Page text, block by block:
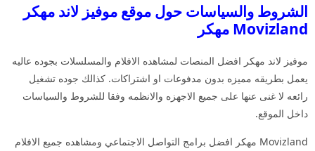
الشروط والسياسات حول موقع موفيز لاند مهكر
Movizland مهكر
موفيز لاند مهكر افضل المنصات لمشاهده الافلام والمسلسلات بجوده عاليه
يعمل بطريقه مميزه بدون مدفوعات او اشتراكات. كذالك جوده تشغيل
رائعه لا غنى عنها على جميع الاجهزه والانظمه وفقا للشروط والسياسات
داخل الموقع.
Movizland مهكر افضل برامج التواصل الاجتماعي ومشاهده جميع الافلام